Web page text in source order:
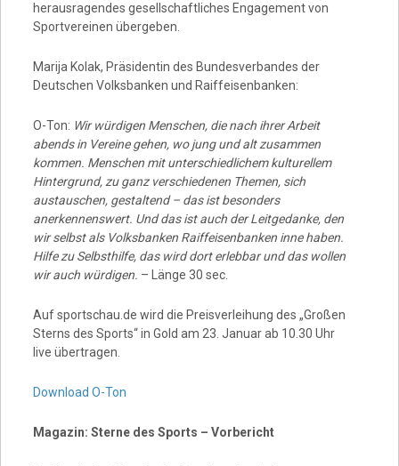
herausragendes gesellschaftliches Engagement von
Sportvereinen übergeben.
Marija Kolak, Präsidentin des Bundesverbandes der
Deutschen Volksbanken und Raiffeisenbanken:
O-Ton: Wir würdigen Menschen, die nach ihrer Arbeit
abends in Vereine gehen, wo jung und alt zusammen
kommen. Menschen mit unterschiedlichem kulturellem
Hintergrund, zu ganz verschiedenen Themen, sich
austauschen, gestaltend – das ist besonders
anerkennenswert. Und das ist auch der Leitgedanke, den
wir selbst als Volksbanken Raiffeisenbanken inne haben.
Hilfe zu Selbsthilfe, das wird dort erlebbar und das wollen
wir auch würdigen. – Länge 30 sec.
Auf sportschau.de wird die Preisverleihung des „Großen
Sterns des Sports“ in Gold am 23. Januar ab 10.30 Uhr
live übertragen.
Download O-Ton
Magazin: Sterne des Sports – Vorbericht